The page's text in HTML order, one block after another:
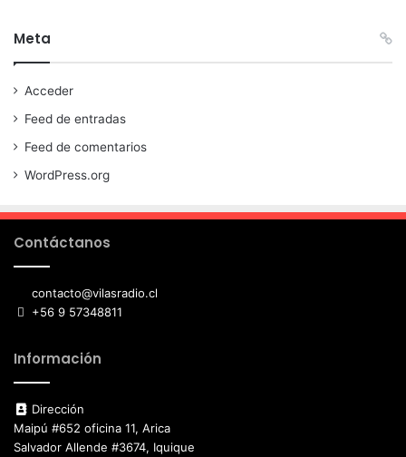
Meta
Acceder
Feed de entradas
Feed de comentarios
WordPress.org
Contáctanos
contacto@vilasradio.cl
+56 9 57348811
Información
Dirección
Maipú #652 oficina 11, Arica
Salvador Allende #3674, Iquique